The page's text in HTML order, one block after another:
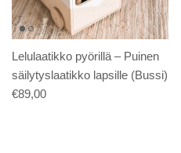
Lelulaatikko pyörillä – Puinen
säilytyslaatikko lapsille (Bussi)
€89,00